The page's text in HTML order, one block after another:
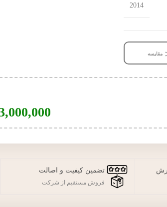
2014
مقایسه
تضمین کیفیت و اصالت
فروش مستقیم از شرکت